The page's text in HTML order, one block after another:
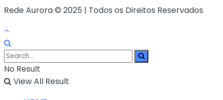
Rede Aurora © 2025 | Todos os Direitos Reservados
No Result
View All Result